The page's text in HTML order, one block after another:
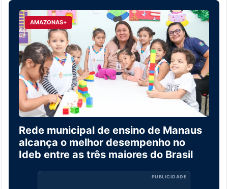
AMAZONAS+
Rede municipal de ensino de Manaus
alcança o melhor desempenho no
Ideb entre as três maiores do Brasil
PUBLICIDADE